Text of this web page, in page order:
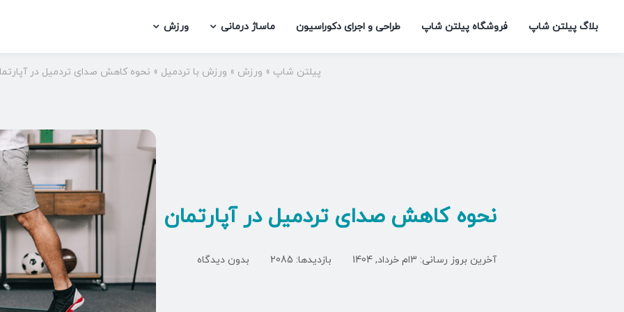
بلاگ پیلتن شاپ فروشگاه پیلتن شاپ طراحی و اجرای دکوراسیون ماساژ درمانی ورزش
پیلتن شاپ » ورزش » ورزش با تردمیل » نحوه کاهش صدای تردمیل در
نحوه کاهش صدای تردمیل در آپارتمان
آخرین بروز رسانی: 3ام خرداد, 1404 بازدیدها: 2085 بدون دیدگاهon